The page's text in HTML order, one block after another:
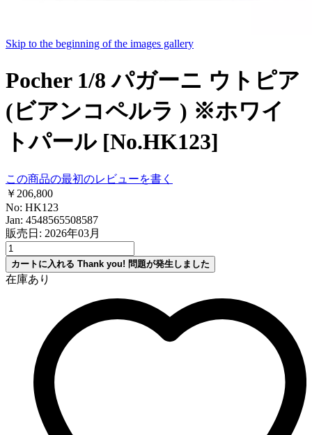
Skip to the beginning of the images gallery
Pocher 1/8 パガーニ ウトピア
(ビアンコペルラ ) ※ホワイ
トパール [No.HK123]
この商品の最初のレビューを書く
￥206,800
No: HK123
Jan: 4548565508587
販売日: 2026年03月
カートに入れる Thank you! 問題が発生しました
在庫あり